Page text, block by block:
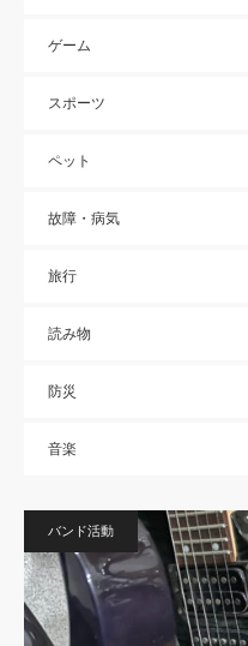
ゲーム
スポーツ
ペット
故障・病気
旅行
読み物
防災
音楽
バンド活動